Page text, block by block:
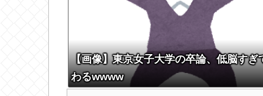
【画像】東京女子大学の卒論、低脳すぎ
わるwwww